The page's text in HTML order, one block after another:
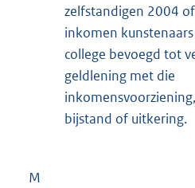
zelfstandigen 2004
inkomen
college bevoegd tot
geldlening met die
bijstand of uitkering.
M